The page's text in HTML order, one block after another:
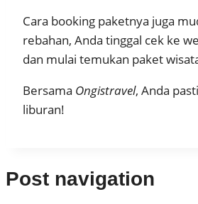
Cara booking paketnya juga
rebahan, Anda tinggal cek ke
dan mulai temukan paket
Bersama Ongistravel, Anda
liburan!
Post navigation